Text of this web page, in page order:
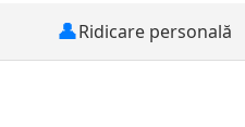
👤Ridicare personală